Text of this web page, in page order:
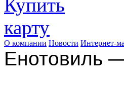
О компании Новости Интернет-
Енотовиль